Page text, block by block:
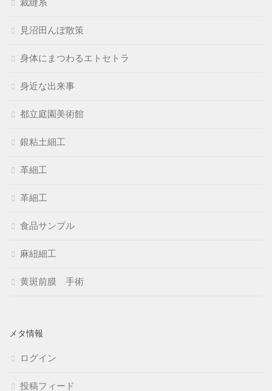
裁縫系
見沼田んぼ散策
身体にまつわるエトセトラ
身近な出来事
都立庭園美術館
銀粘土細工
革細工
革細工
食品サンプル
麻紐細工
黄斑前膜 手術
メタ情報
ログイン
投稿フィード